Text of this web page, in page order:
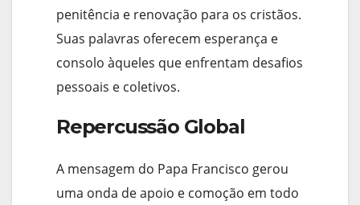
penitência e renovação para os cristãos.
Suas palavras oferecem esperança e
consolo àqueles que enfrentam desafios
pessoais e coletivos.
Repercussão Global
A mensagem do Papa Francisco gerou
uma onda de apoio e comoção em todo